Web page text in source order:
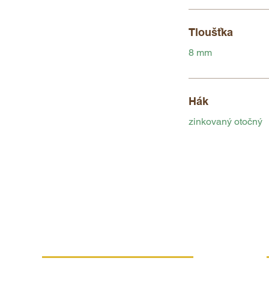
Tloušťka
8 mm
Hák
zinkovaný otočný